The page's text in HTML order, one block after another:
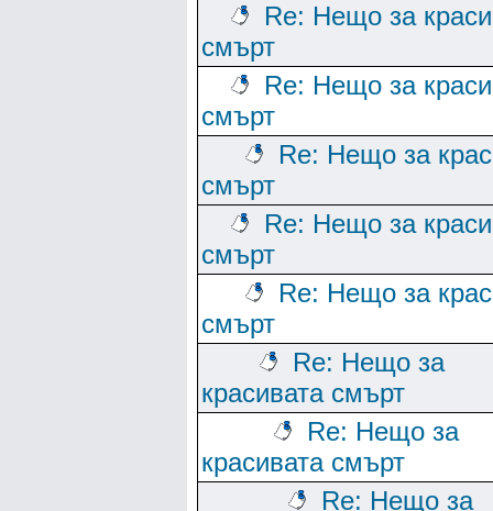
Re: Нещо за
смърт
Re: Нещо за
смърт
Re: Нещо за
смърт
Re: Нещо за
смърт
Re: Нещо за
смърт
Re: Нещо за
красивата смърт
Re: Нещо за
красивата смърт
Re: Нещо за